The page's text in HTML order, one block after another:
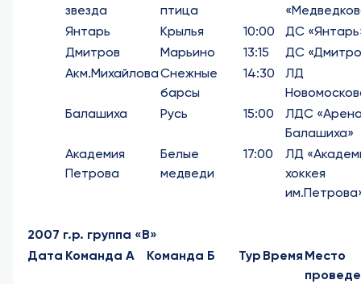
звезда
птица
Янтарь
Крылья 10:00
ДС
Дмитров
Марьино 13:15
ДС
Акм.МихайловаСнежные
барсы
14:30
ЛД
Балашиха
Русь 15:00
ЛДС
Балашиха»
Академия
Петрова
Белые
медведи
17:00
ЛД
хоккея
2007 г.р. группа «В»
Дата Команда А Команда Б Тур Время Место